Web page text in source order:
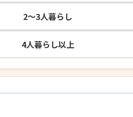
2〜3人暮らし
4人暮らし以上